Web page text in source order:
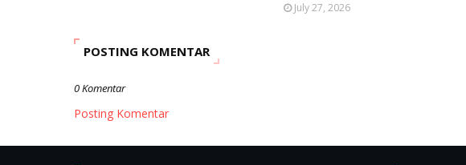
July 27, 2026
POSTING KOMENTAR
0 Komentar
Posting Komentar